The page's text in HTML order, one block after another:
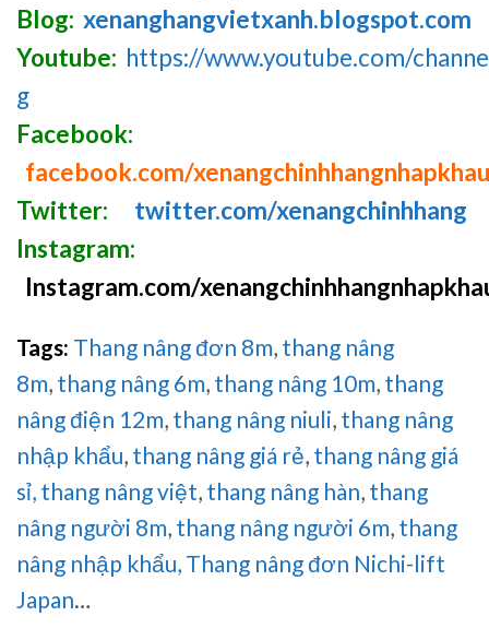
Blog: xenanghangvietxanh.blogspot.com
Youtube: https://www.youtube.com/
g
Facebook:
facebook.com/xenangchinhhangnhapkhau
Twitter:
twitter.com/xenangchinhhang
Instagram:
Instagram.com/
Tags: Thang nâng đơn 8m, thang nâng
8m, thang nâng 6m, thang nâng 10m, thang
nâng điện 12m, thang nâng niuli, thang nâng
nhập khẩu, thang nâng giá rẻ, thang nâng giá
sỉ, thang nâng việt, thang nâng hàn, thang
nâng người 8m, thang nâng người 6m, thang
nâng nhập khẩu, Thang nâng đơn Nichi-lift
Japan…